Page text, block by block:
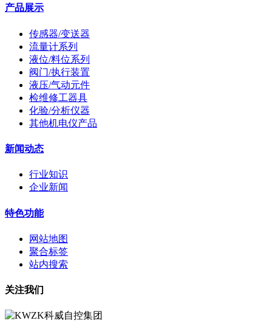
产品展示
传感器/变送器
流量计系列
液位/料位系列
阀门/执行装置
液压/气动元件
检维修工器具
化验/分析仪器
其他机电仪产品
新闻动态
行业知识
企业新闻
特色功能
网站地图
聚合标签
站内搜索
关注我们